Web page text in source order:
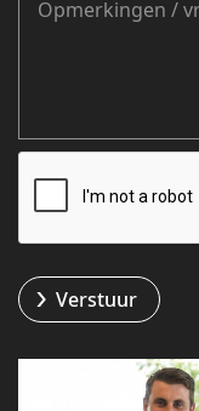
Verstuur